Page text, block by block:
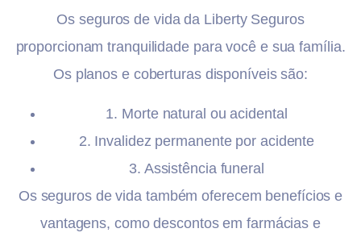
Os seguros de vida da Liberty Seguros
proporcionam tranquilidade para você e sua família.
Os planos e coberturas disponíveis são:
1. Morte natural ou acidental
2. Invalidez permanente por acidente
3. Assistência funeral
Os seguros de vida também oferecem benefícios e
vantagens, como descontos em farmácias e